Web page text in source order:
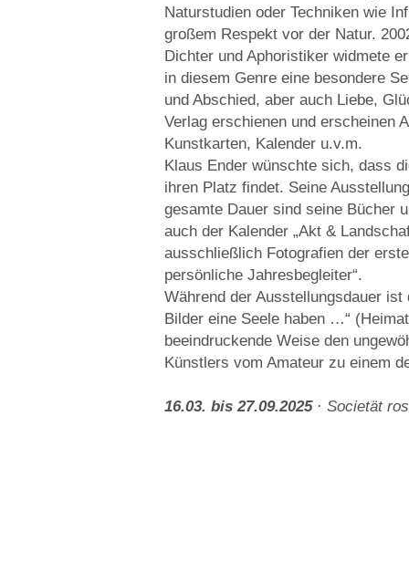
Natur­studien oder Techniken wie
großem Respekt vor der Natur.
Dichter und Aphoristiker widmete
in diesem Genre eine besondere
und Abschied, aber auch Liebe,
Verlag erschienen und er­scheinen
Kunstkarten, Kalender u.v.m.
Klaus Ender wünschte sich, dass
ihren Platz findet. Seine
gesamte Dauer sind seine Bücher
auch der Kalender „Akt &
ausschließlich Fotografien der
persönliche Jahresbegleiter“.
Während der Ausstellungsdauer
Bilder eine Seele haben …“
beein­druckende Weise den
Künstlers vom Amateur zu einem
16.03. bis 27.09.2025· Societät